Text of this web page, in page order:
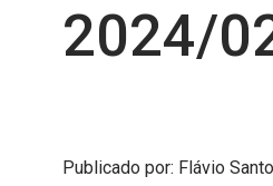
2024/
Publicado por: Flávio